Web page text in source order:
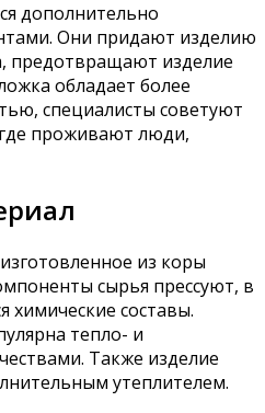
дополнительно
Они придают изделию
предотвращают изделие
обладает более
специалисты советуют
проживают люди,
из коры
сырья прессуют, в
химические составы.
тепло- и
Также изделие
утеплителем.